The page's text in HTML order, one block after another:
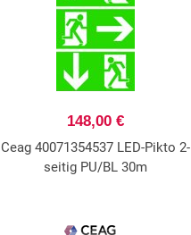
148,00 €
Ceag 40071354537 LED-Pikto 2-
seitig PU/BL 30m